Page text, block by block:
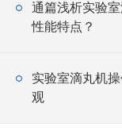
通篇浅析实验
性能特点？
实验室滴丸机
观